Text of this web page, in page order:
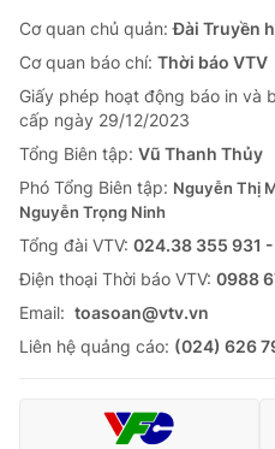
Cơ quan chủ quản:Đài Truyền
Cơ quan báo chí: Thời báo VTV
Giấy phép hoạt động báo in và
cấp ngày 29/12/2023
Tổng Biên tập: Vũ Thanh Thủy
Phó Tổng Biên tập: Nguyễn Thị
Nguyễn Trọng Ninh
Tổng đài VTV: 024.38 355 931
Ðiện thoại Thời báo VTV: 0988
Email: toasoan@vtv.vn
Liên hệ quảng cáo: (024) 626